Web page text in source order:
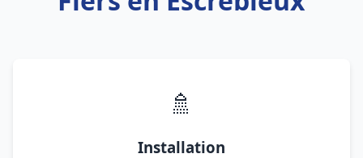
🚿
Installation